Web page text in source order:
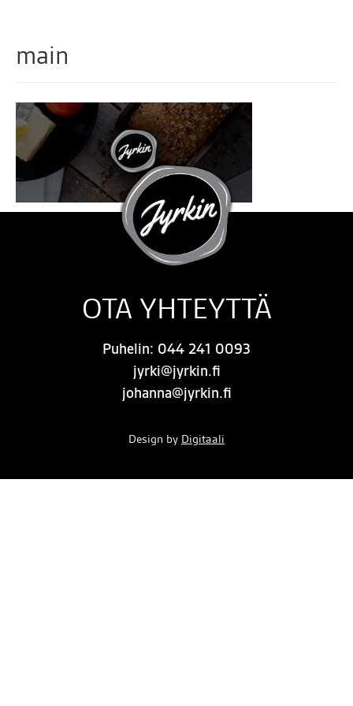
main
OTA YHTEYTTÄ
Puhelin: 044 241 0093
jyrki@jyrkin.fi
johanna@jyrkin.fi
Design by Digitaali